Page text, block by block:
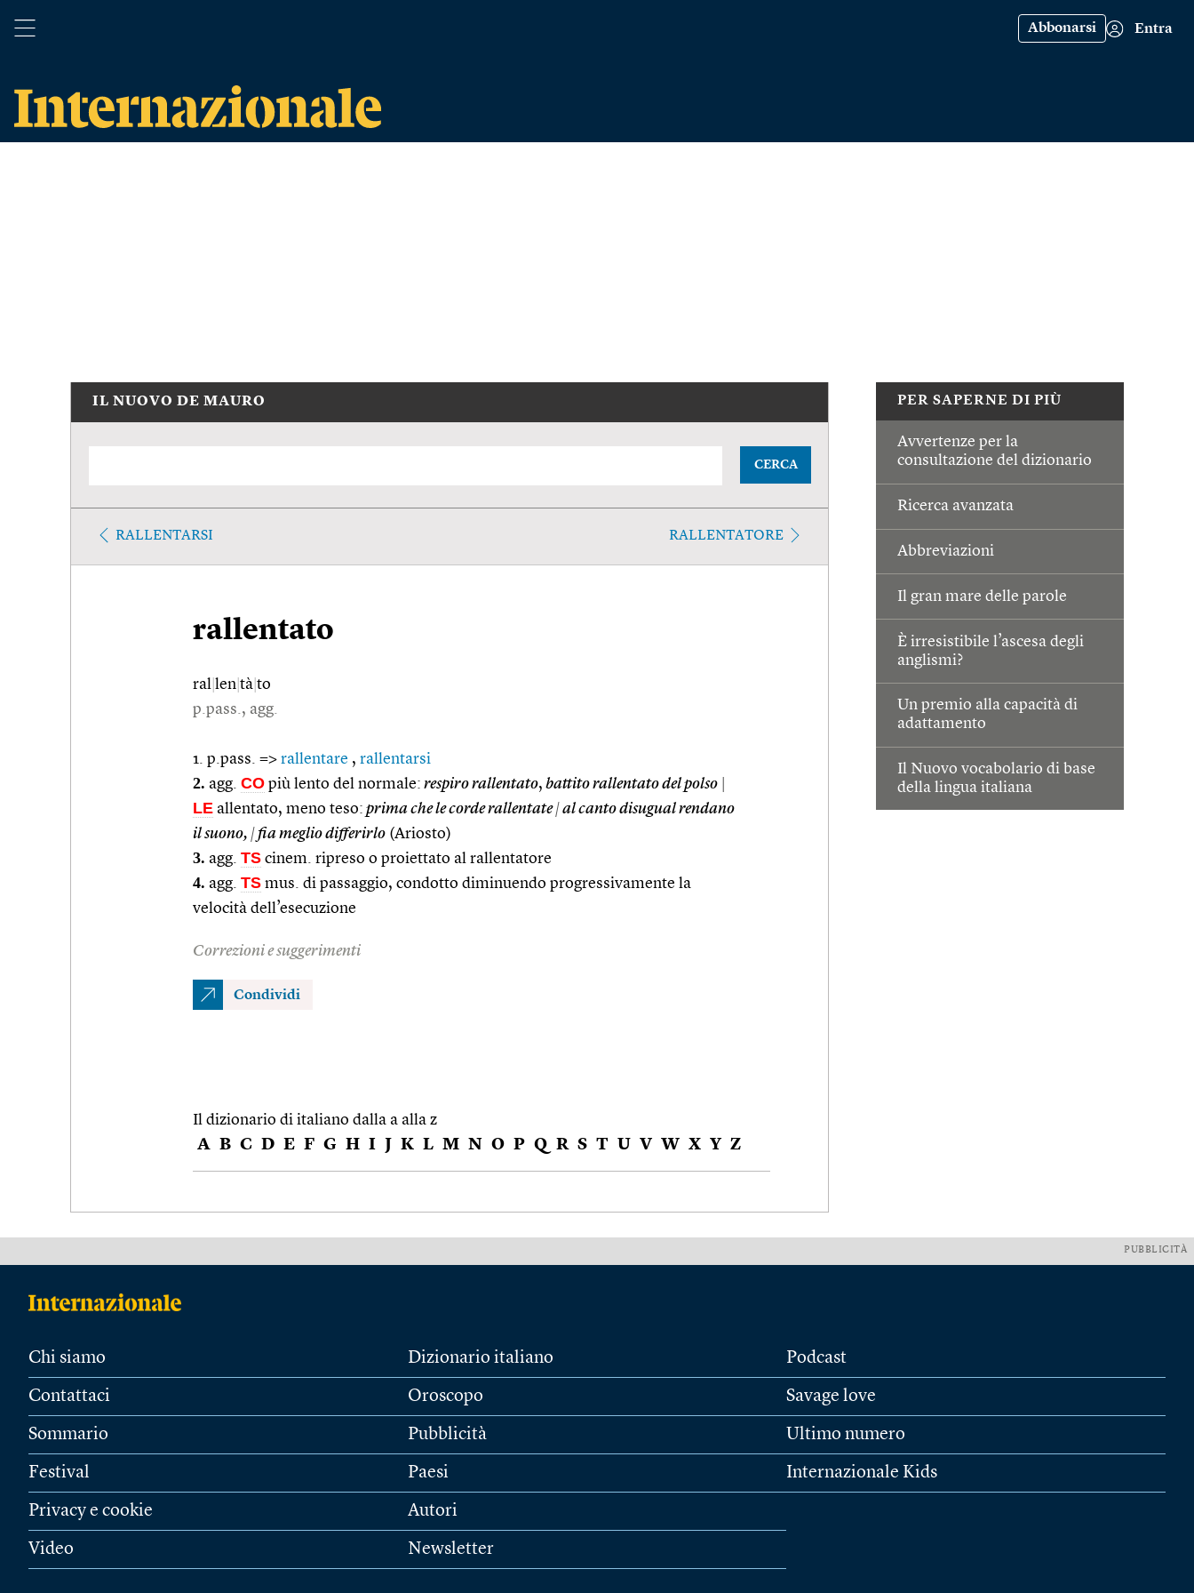
Abbonarsi Entra
PER SAPERNE DI PIÙ
Avvertenze per la
consultazione del dizionario
Ricerca avanzata
Abbreviazioni
Il gran mare delle parole
È irresistibile l’ascesa degli
anglismi?
Un premio alla capacità di
adattamento
Il Nuovo vocabolario di base
della lingua italiana
IL NUOVO DE MAURO
CERCA
RALLENTARSI RALLENTATORE
rallentato
ral len tà to
p.pass., agg.
1. p.pass. => rallentare , rallentarsi
2. agg. CO più lento del normale: respiro rallentato, battito rallentato del polso
LE allentato, meno teso: prima che le corde rallentate|al canto disugual rendano
il suono, | fia meglio differirlo (Ariosto)
3. agg. TS cinem. ripreso o proiettato al rallentatore
4. agg. TS mus. di passaggio, condotto diminuendo progressivamente la
velocità dell’esecuzione
Correzioni e suggerimenti
Condividi
Il dizionario di italiano dalla a alla z
A B C D E F G H I J K L M N O P Q R S T U V W X Y Z
PUBBLICITÀ
Chi siamo
Contattaci
Sommario
Festival
Privacy e cookie
Video
Dizionario italiano
Oroscopo
Pubblicità
Paesi
Autori
Newsletter
Podcast
Savage love
Ultimo numero
Internazionale Kids